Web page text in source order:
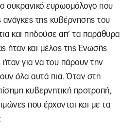
ουκρανικό ευρωομόλογο που
ανάγκες της κυβέρνησης του
και πηδούσε απ’ τα παράθυρα
ήταν και μέλος της Ένωσής
για να του πάρουν την
όλα αυτά πια. Όταν στη
κυβερνητική προτροπή,
που έρχονται και με τα